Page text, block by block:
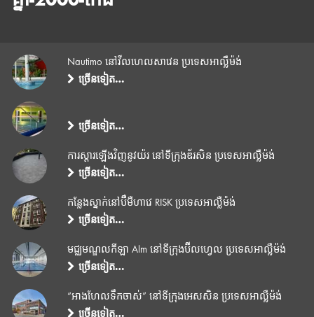
Nautimo នៅវីលហេលសាវេន ប្រទេសអាល្លឺម៉ង់
ច្រើនទៀត…
ច្រើនទៀត…
ការស្ដារឡើងវិញនូវយ៉រ នៅទីក្រុងឌ័រសិន ប្រទេសអាល្លឺម៉ង់
ច្រើនទៀត…
កន្លែងស្នាក់នៅប៊ឺមឺហាវេ RISK ប្រទេសអាល្លឺម៉ង់
ច្រើនទៀត…
មជ្ឈមណ្ឌលកីឡា Alm នៅទីក្រុងប៊ីលហ្វេល ប្រទេសអាល្លឺម៉ង់
ច្រើនទៀត…
“អាងហែលទឹកចាស់” នៅទីក្រុងអេសសិន ប្រទេសអាល្លឺម៉ង់
ច្រើនទៀត…